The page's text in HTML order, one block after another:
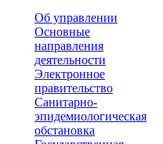
Об управлении
Основные
направления
деятельности
Электронное
правительство
Санитарно-
эпидемиологическая
обстановка